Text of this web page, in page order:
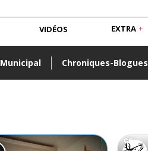
Municipal Chroniques-Blogues
VIDÉOS EXTRA